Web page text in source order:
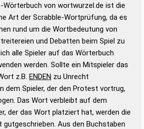
Hilfe eines semantischen
gute Anhaltspunkte zu
und Wortform, um die
für das Scrabble-Spiel zu
Turnier Scrabble-
Duden – Standardwerk in 12 Bänden
Duden – Richtiges und gutes
Deutsch
Wörterbuch von wortwurzel.de ist die
Art der Scrabble-Wortprüfung, da es
rund um die Wortbedeutung von
und Debatten beim Spiel zu
alle Spieler auf das Wörterbuch
werden. Sollte ein Mitspieler das
z.B. ENDEN zu Unrecht
dem Spieler, der den Protest vortrug,
Das Wort verbleibt auf dem
der das Wort platziert hat, werden die
Aus den Buchstaben